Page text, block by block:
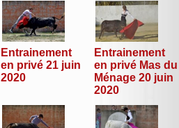
Entrainement
en privé 21 juin
2020
Entrainement
en privé Mas du
Ménage 20 juin
2020